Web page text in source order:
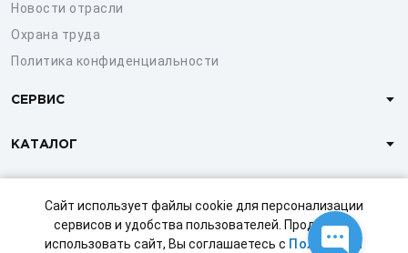
Сайт использует файлы cookie для персонализации
сервисов и удобства пользователей. Продолжая
использовать сайт, Вы соглашаетесь с Политикой
Новости отрасли
Охрана труда
Политика конфиденциальности
СЕРВИС
КАТАЛОГ